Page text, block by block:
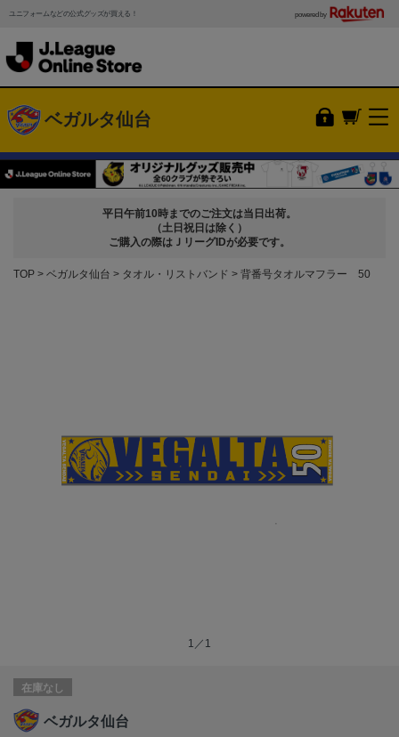
ユニフォームなどの公式グッズが買える！ powered by
ベガルタ仙台
平日午前10時までのご注文は当日出荷。
（土日祝日は除く）
ご購入の際はＪリーグIDが必要です。
TOP ベガルタ仙台 タオル・リストバンド 背番号タオルマフラー 50
1／1
在庫なし
ベガルタ仙台